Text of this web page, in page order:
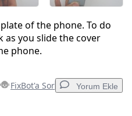
of the phone. To do
as you slide the cover
phone.
FixBot'a Sor Yorum Ekle